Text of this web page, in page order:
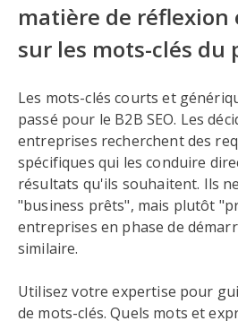
matière de réflexion
sur les mots-clés du
Les mots-clés courts et
passé pour le B2B SEO. Les
entreprises recherchent des
spécifiques qui les conduire
résultats qu'ils souhaitent. Ils
"business prêts", mais plutôt
entreprises en phase de
similaire.
Utilisez votre expertise pour
de mots-clés. Quels mots et